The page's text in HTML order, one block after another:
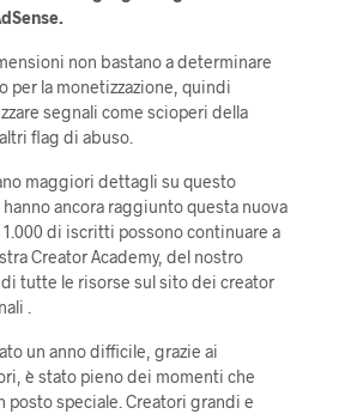
non bastano a determinare
per la monetizzazione, quindi
segnali come scioperi della
flag di abuso.
maggiori dettagli su questo
ancora raggiunto questa nuova
di iscritti possono continuare a
Creator Academy, del nostro
tutte le risorse sul sito dei creator
.
un anno difficile, grazie ai
è stato pieno dei momenti che
posto speciale. Creatori grandi e